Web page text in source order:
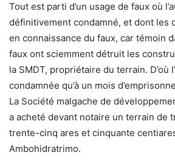
Tout est parti d’un usage de faux où
définitivement condamné, et dont les
en connaissance du faux, car témoin
faux ont sciemment détruit les
la SMDT, propriétaire du terrain. D’où
condamnée qu’à un mois
La Société malgache de
a acheté devant notaire un terrain de
trente-cinq ares et cinquante
Ambohidratrimo.